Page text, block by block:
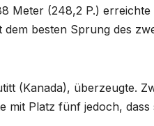
Meter (248,2 P.) erreichte
besten Sprung des
(Kanada), überzeugte.
mit Platz fünf jedoch, dass